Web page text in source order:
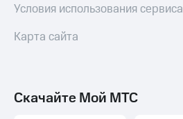
Условия использования сервиса
Карта сайта
Скачайте Мой МТС